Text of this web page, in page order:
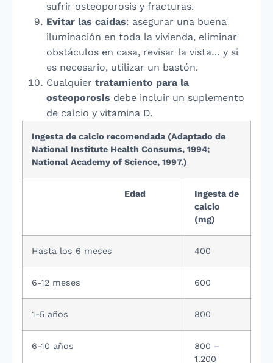
sufrir osteoporosis y fracturas.
Evitar las caídas: asegurar una buena
iluminación en toda la vivienda, eliminar
obstáculos en casa, revisar la vista… y si
es necesario, utilizar un bastón.
Cualquier tratamiento para la
osteoporosis debe incluir un suplemento
de calcio y vitamina D.
Ingesta de calcio recomendada (Adaptado de
National Institute Health Consums, 1994;
National Academy of Science, 1997.)
Edad
Ingesta de
calcio
(mg)
Hasta los 6 meses 400
6-12 meses 600
1-5 años 800
6-10 años
800 –
1.200